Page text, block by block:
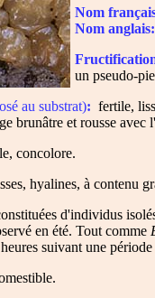
Nom
Nom anglais:
un pseudo-
au substrat): fertile,
brunâtre et rousse avec
concolore.
hyalines, à contenu
d'individus
en été. Tout comme
suivant une